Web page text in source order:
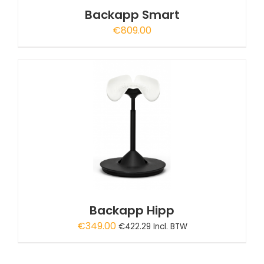
Backapp Smart
€809.00
Backapp Hipp
€349.00 €422.29 Incl. BTW